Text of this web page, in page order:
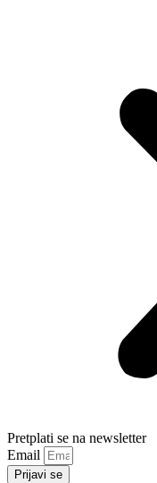
Pretplati se na newsletter
Email
Prijavi se